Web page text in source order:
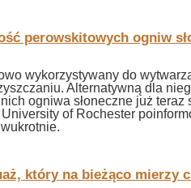
perowskitowych ogniw
wykorzystywany do
Alternatywną dla
ogniwa słoneczne już
of Rochester
który na bieżąco mierzy